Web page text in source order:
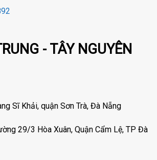
- TÂY NGUYÊN
Sĩ Khải, quận Sơn Trà, Đà Nẵng
29/3 Hòa Xuân, Quận Cẩm Lệ, TP Đà